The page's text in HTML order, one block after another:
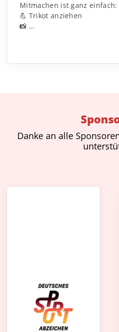
Mitmachen ist ganz einfach:
💪 Trikot anziehen
📸 …
Danke an alle